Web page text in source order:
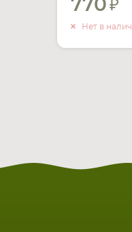
770
Нет в